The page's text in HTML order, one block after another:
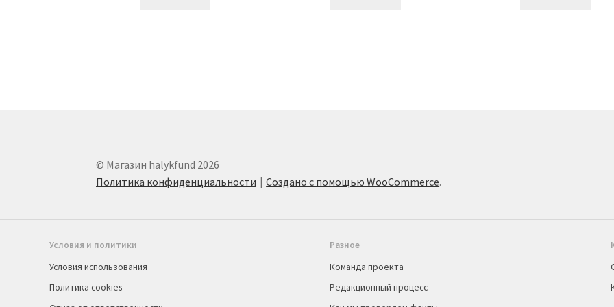
© Магазин halykfund 2026
Политика конфиденциальности
Создано с помощью WooCommerce.
Условия и политики
Условия использования
Политика cookies
Разное
Команда проекта
Редакционный процесс